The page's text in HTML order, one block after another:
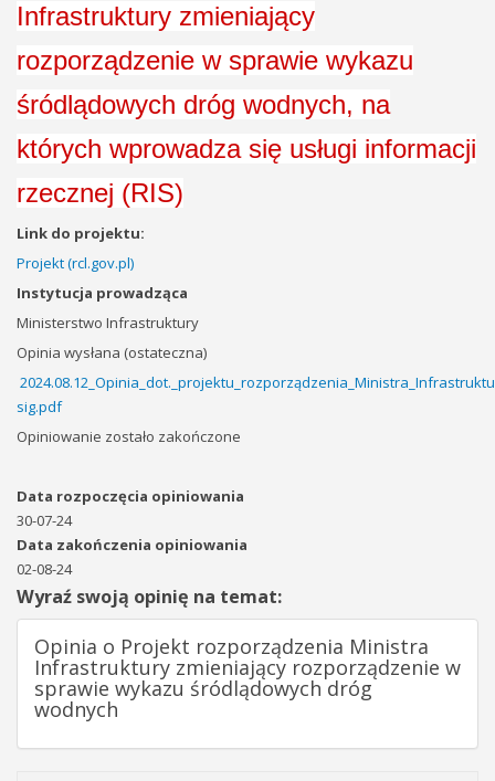
Infrastruktury zmieniający
rozporządzenie w sprawie wykazu
śródlądowych dróg wodnych, na
których wprowadza się usługi informacji
rzecznej (RIS)
Link do projektu:
Projekt (rcl.gov.pl)
Instytucja prowadząca
Ministerstwo Infrastruktury
Opinia wysłana (ostateczna)
sig.pdf
Opiniowanie zostało zakończone
Data rozpoczęcia opiniowania
30-07-24
Data zakończenia opiniowania
02-08-24
Wyraź swoją opinię na temat:
Opinia o Projekt rozporządzenia Ministra
Infrastruktury zmieniający rozporządzenie w
sprawie wykazu śródlądowych dróg
wodnych